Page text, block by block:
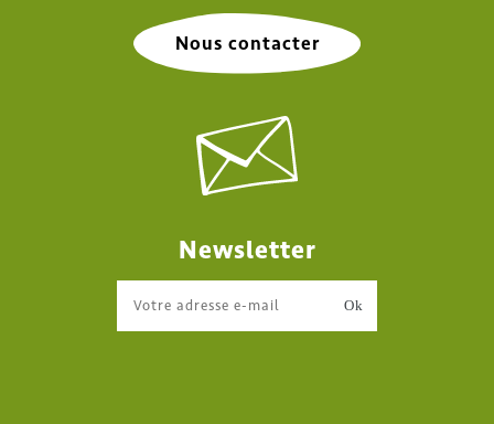
Nous contacter
Newsletter